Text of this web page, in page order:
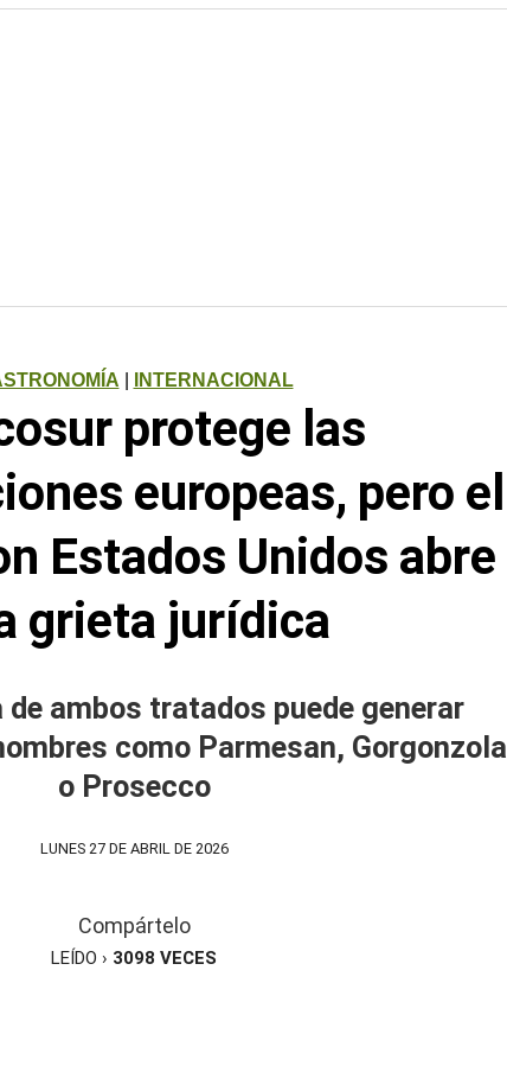
INTERNACIONAL
protege las
europeas, pero el
Estados Unidos abre
grieta jurídica
de ambos tratados puede generar
como Parmesan, Gorgonzola
o Prosecco
LUNES 27 DE ABRIL DE 2026
Compártelo
LEÍDO › 3098 VECES